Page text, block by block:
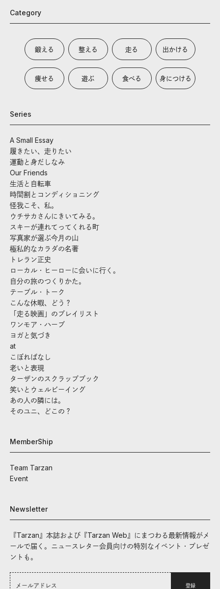
Category
鍛える 整える 走る 出かける
痩せる 遊ぶ 食べる 身につける
Series
A Small Essay
履きたい、走りたい
運動と身だしなみ
Our Friends
生活と自転車
時間割とコンディショニング
怪我こそ、私。
ウチサカさんにきいてみる。
スキーが連れてってくれる町
写真家が選ぶ今月の山
極私的なカラダの名著
トレラン正史
ローカル・ヒーローに会いに行く。
自分の旅のつくりかた。
テーブル・トーク
こんな休暇、どう？
「走る映画」のプレイリスト
ワンモア・ハーブ
ヨガと気づき
at
こぼればなし
老いと表現
ターザンのスクラップブック
笑いとウェルビーイング
あの人の隣には。
そのユニ、どこの？
MemberShip
Team Tarzan
Event
Newsletter
『Tarzan』本誌および『Tarzan Web』にまつわる最新情報がメ
ールで届く。ニュースレター会員向けの特別なイベント・プレゼ
ントも。
登録